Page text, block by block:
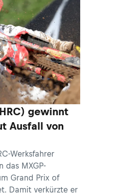
gewinnt
Ausfall von
Werksfahrer
das MXGP-
Grand Prix of
Damit verkürzte er